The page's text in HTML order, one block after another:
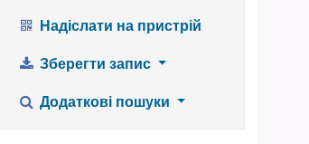
Надіслати на пристрій
Зберегти запис
Додаткові пошуки